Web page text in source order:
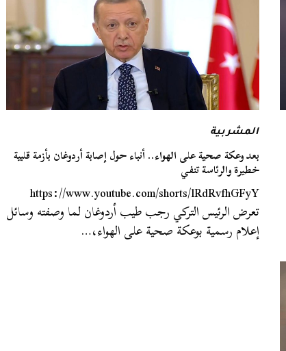
المشربية
بعد وعكة صحية على الهواء.. أنباء حول إصابة أردوغان بأزمة قلبية
خطيرة والرئاسة تنفي
https://www.youtube.com/shorts/lRdRvfhGFyY
تعرض الرئيس التركي رجب طيب أردوغان لما وصفته وسائل
إعلام رسمية بوعكة صحية على الهواء،…